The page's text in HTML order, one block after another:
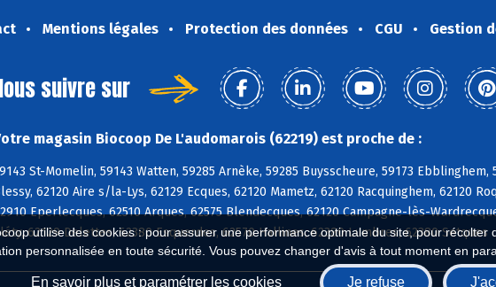
utilise des cookies : pour assurer une performance optimale du site, pour
personnalisée en toute sécurité. Vous pouvez changer d'avis à tout moment en
En savoir plus et paramétrer les cookies Je refuse
Mentions légales Protection des données CGU Gestion
suivre sur
magasin Biocoop De L'audomarois (62219) est proche de :
St-Momelin, 59143 Watten, 59285 Arnèke, 59285 Buysscheure, 59173
62120 Aire s/la-Lys, 62129 Ecques, 62120 Mametz, 62120 Racquinghem, 62120
Eperlecques, 62510 Arques, 62575 Blendecques, 62120 Campagne-lès-
62129 Delettes, 62380 Esquerdes, 62570 Hallines, 62380 Lumbres, 62380 Setques